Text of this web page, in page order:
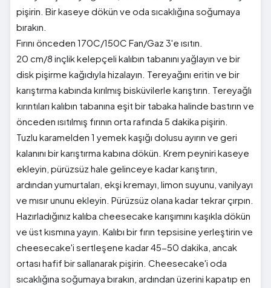
pişirin. Bir kaseye dökün ve oda sıcaklığına soğumaya
bırakın.
Fırını önceden 170C/150C Fan/Gaz 3'e ısıtın.
20 cm/8 inçlik kelepçeli kalıbın tabanını yağlayın ve bir
disk pişirme kağıdıyla hizalayın. Tereyağını eritin ve bir
karıştırma kabında kırılmış bisküvilerle karıştırın. Tereyağlı
kırıntıları kalıbın tabanına eşit bir tabaka halinde bastırın ve
önceden ısıtılmış fırının orta rafında 5 dakika pişirin.
Tuzlu karamelden 1 yemek kaşığı dolusu ayırın ve geri
kalanını bir karıştırma kabına dökün. Krem peyniri kaseye
ekleyin, pürüzsüz hale gelinceye kadar karıştırın,
ardından yumurtaları, ekşi kremayı, limon suyunu, vanilyayı
ve mısır ununu ekleyin. Pürüzsüz olana kadar tekrar çırpın.
Hazırladığınız kalıba cheesecake karışımını kaşıkla dökün
ve üst kısmına yayın. Kalıbı bir fırın tepsisine yerleştirin ve
cheesecake'i sertleşene kadar 45-50 dakika, ancak
ortası hafif bir sallanarak pişirin. Cheesecake'i oda
sıcaklığına soğumaya bırakın, ardından üzerini kapatıp en